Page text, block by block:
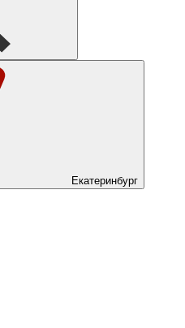
Екатеринбург